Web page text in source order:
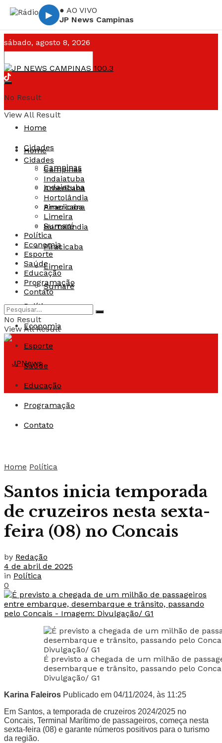
▶
● AO VIVO
JP News Campinas
sábado, agosto 8, 2026
No Result
View All Result
Home
Cidades
Campinas
Indaiatuba
Americana
Hortolândia
Piracicaba
Limeira
Sumaré
Política
Economia
Esporte
Saúde
Educação
Programação
Contato
Home
Cidades
Campinas
Indaiatuba
Americana
Hortolândia
Piracicaba
Limeira
Sumaré
Política
Economia
Esporte
Saúde
Educação
Programação
Contato
No Result
View All Result
Home Política
Santos inicia temporada
de cruzeiros nesta sexta-
feira (08) no Concais
by Redação
4 de abril de 2025
in Política
0
É previsto a chegada de um milhão de
desembarque e trânsito, passando pelo
Divulgação/ G1
Karina Faleiros Publicado em 04/11/2024, às 11:25
Em Santos, a temporada de cruzeiros 2024/2025 no
Concais, Terminal Marítimo de passageiros, começa nesta
sexta-feira (08) e garante números positivos para o turismo
da região.